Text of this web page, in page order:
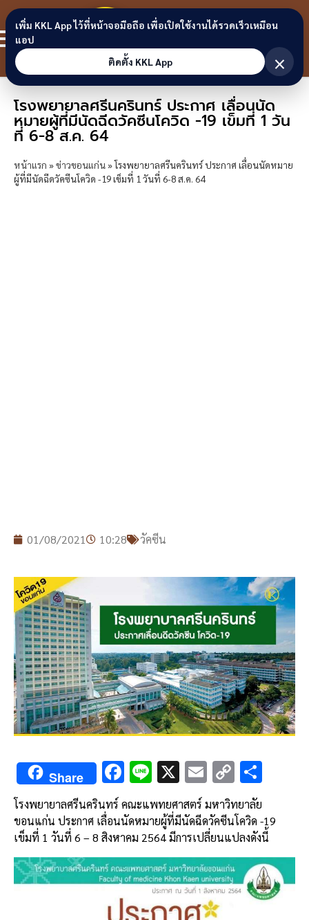
Skip to content
ขอนแก่น
ลิงก์
โรงพยายาลศรีนครินทร์ ประกาศ เลื่อนนัด
หมายผู้ที่มีนัดฉีดวัคซีนโควิด -19 เข็มที่ 1 วัน
ที่ 6-8 ส.ค. 64
หน้าแรก »ข่าวขอนแก่น»โรงพยายาลศรีนครินทร์ ประกาศ เลื่อนนัดหมาย
ผู้ที่มีนัดฉีดวัคซีนโควิด -19 เข็มที่ 1 วันที่ 6-8 ส.ค. 64
01/08/2021 10:28 วัคซีน
Share F
e
b
o
o
k
Li
e
X E
m
ai
l
C
py
Li
n
k
ar
e
โรงพยายาลศรีนครินทร์ คณะแพทยศาสตร์ มหาวิทยาลัย
ขอนแก่น ประกาศ เลื่อนนัดหมายผู้ที่มีนัดฉีดวัคซีนโควิด -19
เข็มที่ 1 วันที่ 6 – 8 สิงหาคม 2564 มีการเปลี่ยนแปลงดังนี้
เพิ่ม KKL App ไว้ที่หน้าจอมือถือ เพื่อเปิดใช้งานได้รวดเร็วเหมือน
แอป
ติดตั้ง KKL App
×